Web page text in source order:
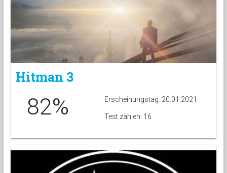
Hitman 3
82% Erscheinungstag: 20.01.2021
Test zählen: 16